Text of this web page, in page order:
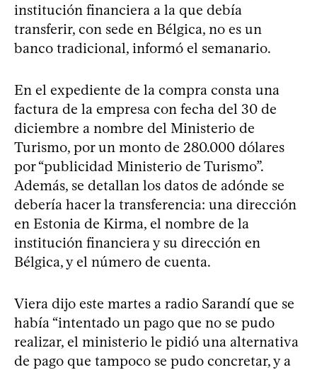
institución financiera a la que debía
transferir, con sede en Bélgica, no es un
banco tradicional, informó el semanario.
En el expediente de la compra consta una
factura de la empresa con fecha del 30 de
diciembre a nombre del Ministerio de
Turismo, por un monto de 280.000 dólares
por “publicidad Ministerio de Turismo”.
Además, se detallan los datos de adónde se
debería hacer la transferencia: una dirección
en Estonia de Kirma, el nombre de la
institución financiera y su dirección en
Bélgica, y el número de cuenta.
Viera dijo este martes a radio Sarandí que se
había “intentado un pago que no se pudo
realizar, el ministerio le pidió una alternativa
de pago que tampoco se pudo concretar, y a